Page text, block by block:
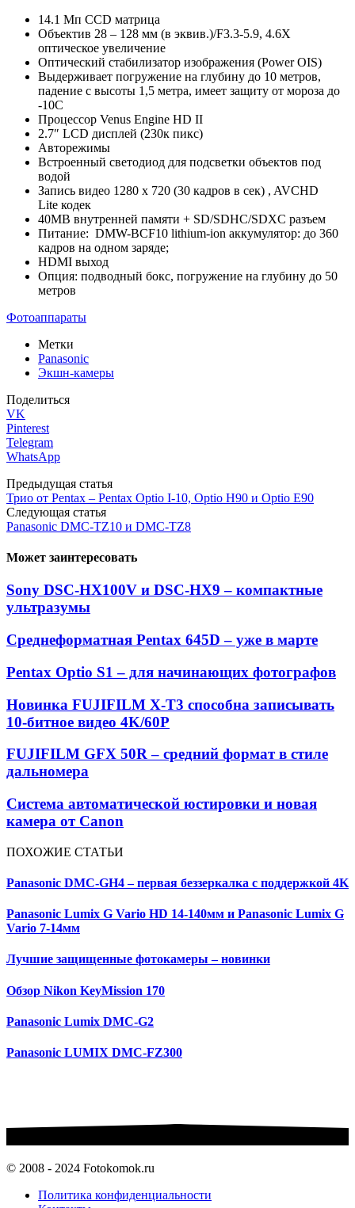
14.1 Мп CCD матрица
Объектив 28 – 128 мм (в эквив.)/F3.3-5.9, 4.6X
оптическое увеличение
Оптический стабилизатор изображения (Power OIS)
Выдерживает погружение на глубину до 10 метров,
падение с высоты 1,5 метра, имеет защиту от мороза до
-10С
Процессор Venus Engine HD II
2.7″ LCD дисплей (230к пикс)
Авторежимы
Встроенный светодиод для подсветки объектов под
водой
Запись видео 1280 x 720 (30 кадров в сек) , AVCHD
Lite кодек
40MB внутренней памяти + SD/SDHC/SDXC разъем
Питание: DMW-BCF10 lithium-ion аккумулятор: до 360
кадров на одном заряде;
HDMI выход
Опция: подводный бокс, погружение на глубину до 50
метров
Фотоаппараты
Метки
Panasonic
Экшн-камеры
Поделиться
VK
Pinterest
Telegram
WhatsApp
Предыдущая статья
Трио от Pentax – Pentax Optio I-10, Optio H90 и Optio E90
Следующая статья
Panasonic DMC-TZ10 и DMC-TZ8
Может заинтересовать
Sony DSC-HX100V и DSC-HX9 – компактные
ультразумы
Среднеформатная Pentax 645D – уже в марте
Pentax Optio S1 – для начинающих фотографов
Новинка FUJIFILM X-T3 способна записывать
10-битное видео 4K/60P
FUJIFILM GFX 50R – средний формат в стиле
дальномера
Система автоматической юстировки и новая
камера от Canon
ПОХОЖИЕ СТАТЬИ
Panasonic DMC-GH4 – первая беззеркалка с поддержкой 4K
Panasonic Lumix G Vario HD 14-140мм и Panasonic Lumix G
Vario 7-14мм
Лучшие защищенные фотокамеры – новинки
Обзор Nikon KeyMission 170
Panasonic Lumix DMC-G2
Panasonic LUMIX DMC-FZ300
© 2008 - 2024 Fotokomok.ru
Политика конфиденциальности